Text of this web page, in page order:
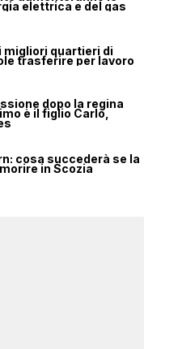
elettrica e del gas
migliori quartieri di
trasferire per lavoro
dopo la regina
è il figlio Carlo,
cosa succederà se la
in Scozia